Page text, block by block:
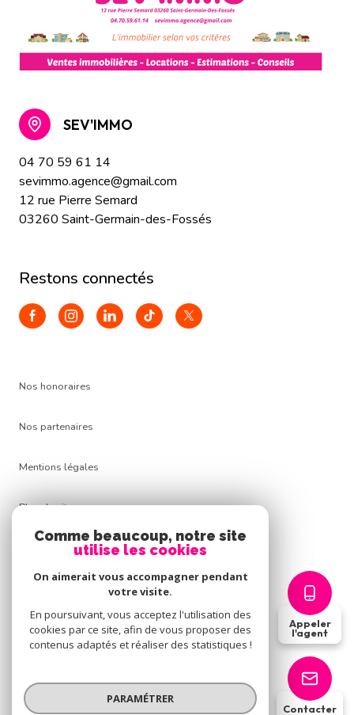
Appeler
l'agent
Contacter
SEV'IMMO
04 70 59 61 14
sevimmo.agence@gmail.com
12 rue Pierre Semard
03260 Saint-Germain-des-Fossés
restons connectés
Nos honoraires
Nos partenaires
Mentions légales
Plan du site
Cookies
© 2026 | Tous droits réservés
Comme beaucoup, notre site
utilise les cookies
On aimerait vous accompagner pendant
votre visite.
En poursuivant, vous acceptez l'utilisation des
cookies par ce site, afin de vous proposer des
contenus adaptés et réaliser des statistiques !
PARAMÉTRER